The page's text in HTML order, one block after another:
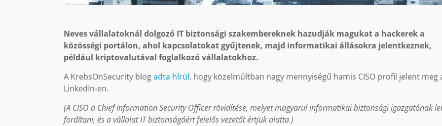
Neves vállalatoknál dolgozó IT biztonsági szakembereknek hazudják magukat a hackerek a
közösségi portálon, ahol kapcsolatokat gyűjtenek, majd informatikai állásokra jelentkeznek,
például kriptovalutával foglalkozó vállalatokhoz.
A KrebsOnSecurity blogadta hírül, hogy közelmúltban nagy mennyiségű hamis CISO profil jelent meg
LinkedIn-en.
(A CISO a Chief Information Security Officer rövidítése, melyet magyarul informatikai biztonsági igazgatónak
fordítani, és a vállalat IT biztonságáért felelős vezetőt értjük alatta.)